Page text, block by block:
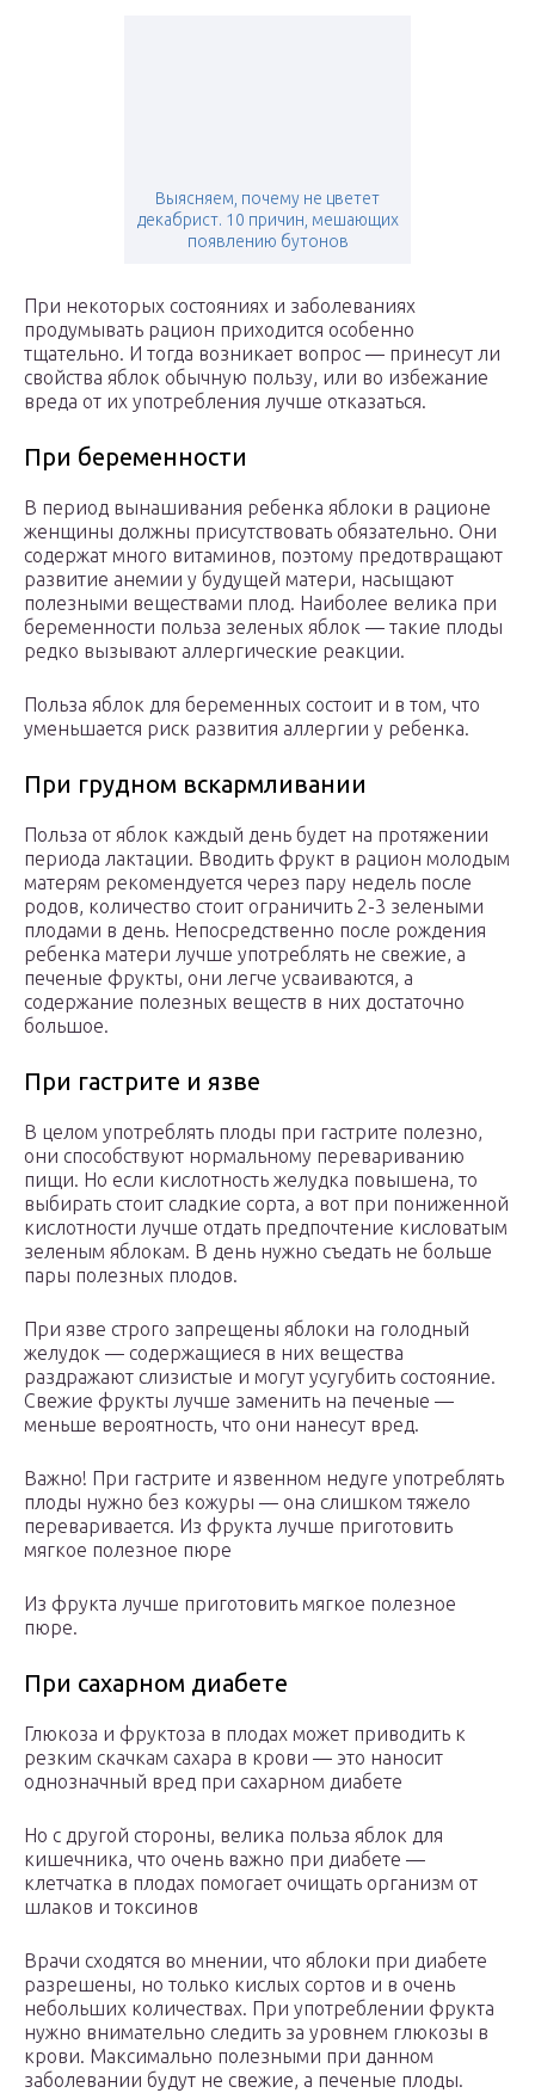
Выясняем, почему не цветет
декабрист. 10 причин, мешающих
появлению бутонов
При некоторых состояниях и заболеваниях
продумывать рацион приходится особенно
тщательно. И тогда возникает вопрос — принесут ли
свойства яблок обычную пользу, или во избежание
вреда от их употребления лучше отказаться.
При беременности
В период вынашивания ребенка яблоки в рационе
женщины должны присутствовать обязательно. Они
содержат много витаминов, поэтому предотвращают
развитие анемии у будущей матери, насыщают
полезными веществами плод. Наиболее велика при
беременности польза зеленых яблок — такие плоды
редко вызывают аллергические реакции.
Польза яблок для беременных состоит и в том, что
уменьшается риск развития аллергии у ребенка.
При грудном вскармливании
Польза от яблок каждый день будет на протяжении
периода лактации. Вводить фрукт в рацион молодым
матерям рекомендуется через пару недель после
родов, количество стоит ограничить 2-3 зелеными
плодами в день. Непосредственно после рождения
ребенка матери лучше употреблять не свежие, а
печеные фрукты, они легче усваиваются, а
содержание полезных веществ в них достаточно
большое.
При гастрите и язве
В целом употреблять плоды при гастрите полезно,
они способствуют нормальному перевариванию
пищи. Но если кислотность желудка повышена, то
выбирать стоит сладкие сорта, а вот при пониженной
кислотности лучше отдать предпочтение кисловатым
зеленым яблокам. В день нужно съедать не больше
пары полезных плодов.
При язве строго запрещены яблоки на голодный
желудок — содержащиеся в них вещества
раздражают слизистые и могут усугубить состояние.
Свежие фрукты лучше заменить на печеные —
меньше вероятность, что они нанесут вред.
Важно! При гастрите и язвенном недуге употреблять
плоды нужно без кожуры — она слишком тяжело
переваривается. Из фрукта лучше приготовить
мягкое полезное пюре
Из фрукта лучше приготовить мягкое полезное
пюре.
При сахарном диабете
Глюкоза и фруктоза в плодах может приводить к
резким скачкам сахара в крови — это наносит
однозначный вред при сахарном диабете
Но с другой стороны, велика польза яблок для
кишечника, что очень важно при диабете —
клетчатка в плодах помогает очищать организм от
шлаков и токсинов
Врачи сходятся во мнении, что яблоки при диабете
разрешены, но только кислых сортов и в очень
небольших количествах. При употреблении фрукта
нужно внимательно следить за уровнем глюкозы в
крови. Максимально полезными при данном
заболевании будут не свежие, а печеные плоды.